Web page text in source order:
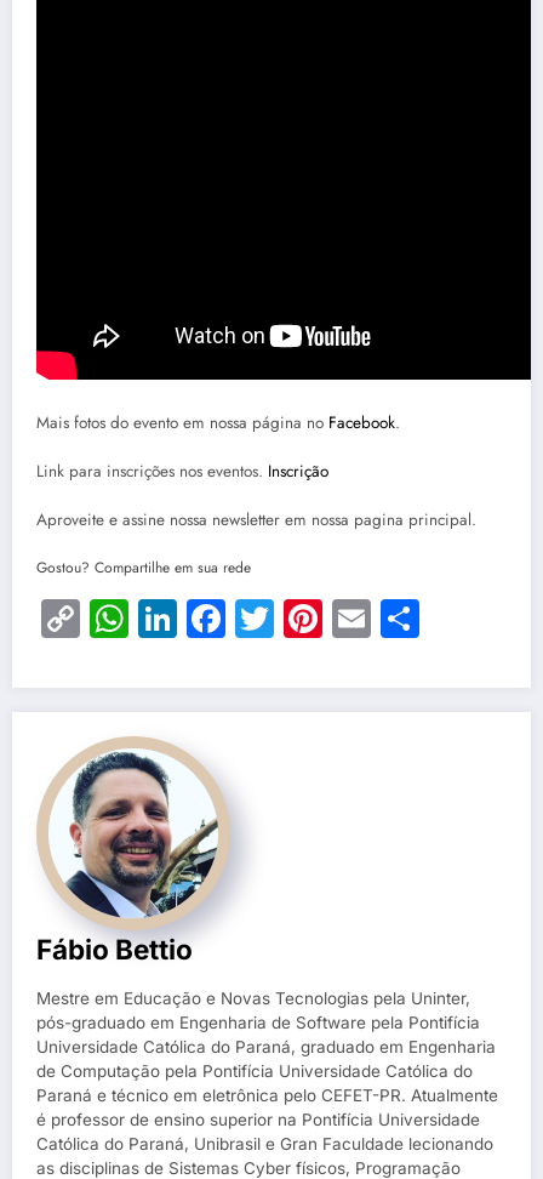
Mais fotos do evento em nossa página no Facebook.
Link para inscrições nos eventos. Inscrição
Aproveite e assine nossa newsletter em nossa pagina principal.
Gostou? Compartilhe em sua rede
Copy
Link
WhatsApp
LinkedIn
Facebook
TwitterPinterest
Email
Fábio Bettio
Mestre em Educação e Novas Tecnologias pela Uninter,
pós-graduado em Engenharia de Software pela Pontifícia
Universidade Católica do Paraná, graduado em Engenharia
de Computação pela Pontifícia Universidade Católica do
Paraná e técnico em eletrônica pelo CEFET-PR. Atualmente
é professor de ensino superior na Pontifícia Universidade
Católica do Paraná, Unibrasil e Gran Faculdade lecionando
as disciplinas de Sistemas Cyber físicos, Programação